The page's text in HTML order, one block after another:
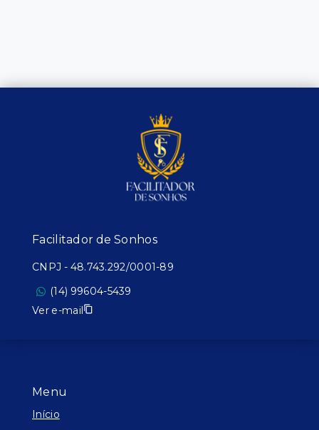
Menu
Início
Facilitador de Sonhos
CNPJ - 48.743.292/0001-89
(14) 99604-5439
Ver e-mail